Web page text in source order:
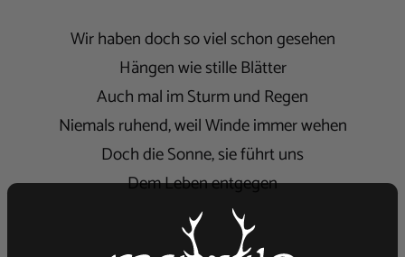
Wir haben doch so viel schon gesehen
Hängen wie stille Blätter
Auch mal im Sturm und Regen
Niemals ruhend, weil Winde immer wehen
Doch die Sonne, sie führt uns
Dem Leben entgegen